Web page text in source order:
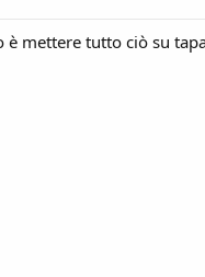
è mettere tutto ciò su